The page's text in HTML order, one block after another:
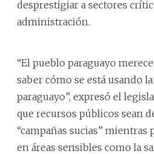
desprestigiar a sectores
administración.
“El pueblo paraguayo
saber cómo se está usando
paraguayo”, expresó el
que recursos públicos sean
“campañas sucias” mientras
en áreas sensibles como la